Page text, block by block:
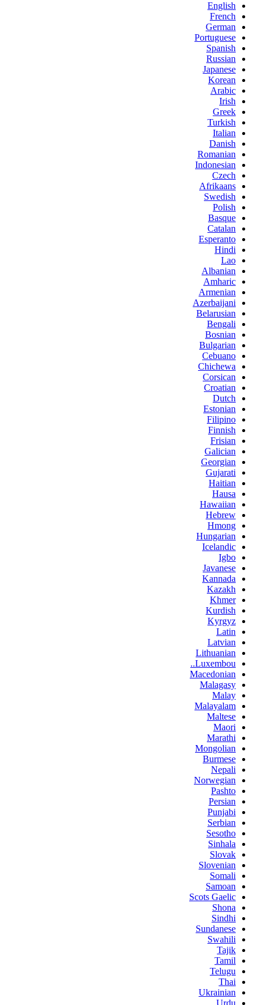
English
French
German
Portuguese
Spanish
Russian
Japanese
Korean
Arabic
Irish
Greek
Turkish
Italian
Danish
Romanian
Indonesian
Czech
Afrikaans
Swedish
Polish
Basque
Catalan
Esperanto
Hindi
Lao
Albanian
Amharic
Armenian
Azerbaijani
Belarusian
Bengali
Bosnian
Bulgarian
Cebuano
Chichewa
Corsican
Croatian
Dutch
Estonian
Filipino
Finnish
Frisian
Galician
Georgian
Gujarati
Haitian
Hausa
Hawaiian
Hebrew
Hmong
Hungarian
Icelandic
Igbo
Javanese
Kannada
Kazakh
Khmer
Kurdish
Kyrgyz
Latin
Latvian
Lithuanian
Luxembou..
Macedonian
Malagasy
Malay
Malayalam
Maltese
Maori
Marathi
Mongolian
Burmese
Nepali
Norwegian
Pashto
Persian
Punjabi
Serbian
Sesotho
Sinhala
Slovak
Slovenian
Somali
Samoan
Scots Gaelic
Shona
Sindhi
Sundanese
Swahili
Tajik
Tamil
Telugu
Thai
Ukrainian